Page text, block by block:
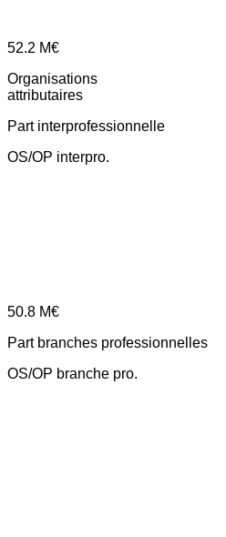
52.2 M€
Organisations
attributaires
Part interprofessionnelle
OS/OP interpro.
50.8 M€
Part branches professionnelles
OS/OP branche pro.